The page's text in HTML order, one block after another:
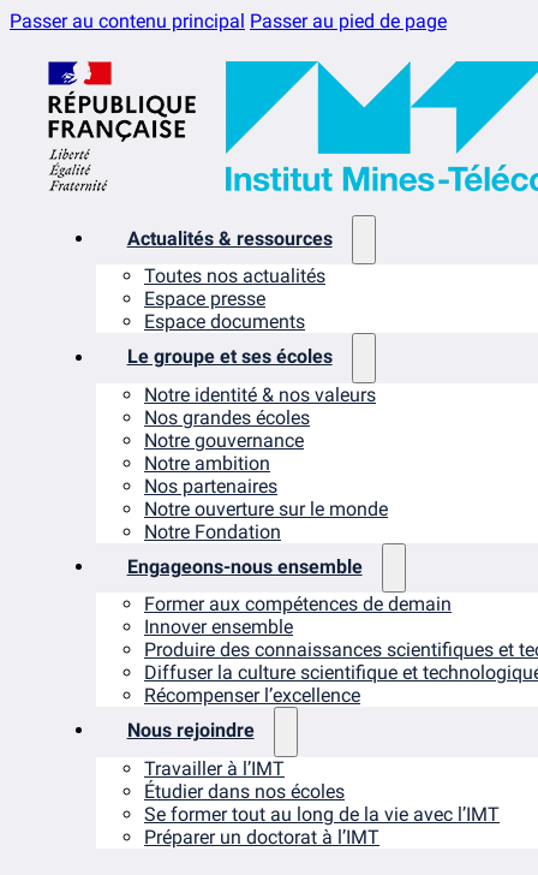
Passer au contenu principal Passer au pied de page
Actualités & ressources
Toutes nos actualités
Espace presse
Espace documents
Le groupe et ses écoles
Notre identité & nos valeurs
Nos grandes écoles
Notre gouvernance
Notre ambition
Nos partenaires
Notre ouverture sur le monde
Notre Fondation
Engageons-nous ensemble
Former aux compétences de demain
Innover ensemble
Produire des connaissances scientifiques et
Diffuser la culture scientifique et
Récompenser l’excellence
Nous rejoindre
Travailler à l’IMT
Étudier dans nos écoles
Se former tout au long de la vie avec l’IMT
Préparer un doctorat à l’IMT